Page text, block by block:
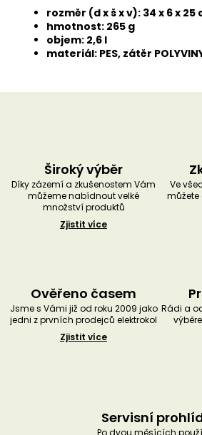
rozměr (d x š x v): 34 x 6 x 25
hmotnost: 265 g
objem: 2,6 l
materiál: PES, zátěr
Široký výběr
Díky zázemí a zkušenostem Vám
můžeme nabídnout velké
množství produktů
Zjistit více
Ve
můžete
Ověřeno časem
Jsme s Vámi již od roku 2009 jako
jedni z prvních prodejců elektrokol
Zjistit více
Rádi a
Servisní
Po dvou měsících